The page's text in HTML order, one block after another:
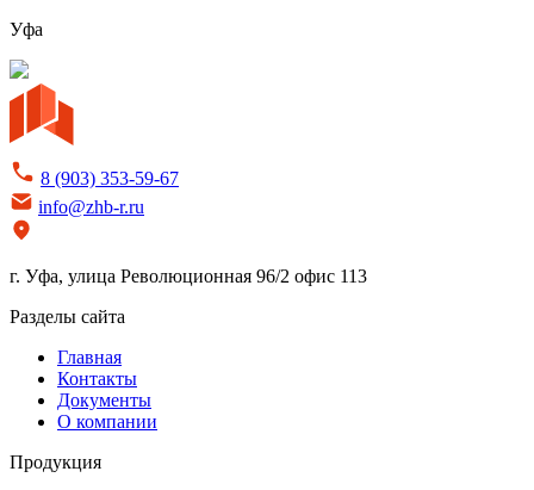
Уфа
8 (903) 353-59-67
info@zhb-r.ru
г. Уфа, улица Революционная 96/2 офис 113
Разделы сайта
Главная
Контакты
Документы
О компании
Продукция